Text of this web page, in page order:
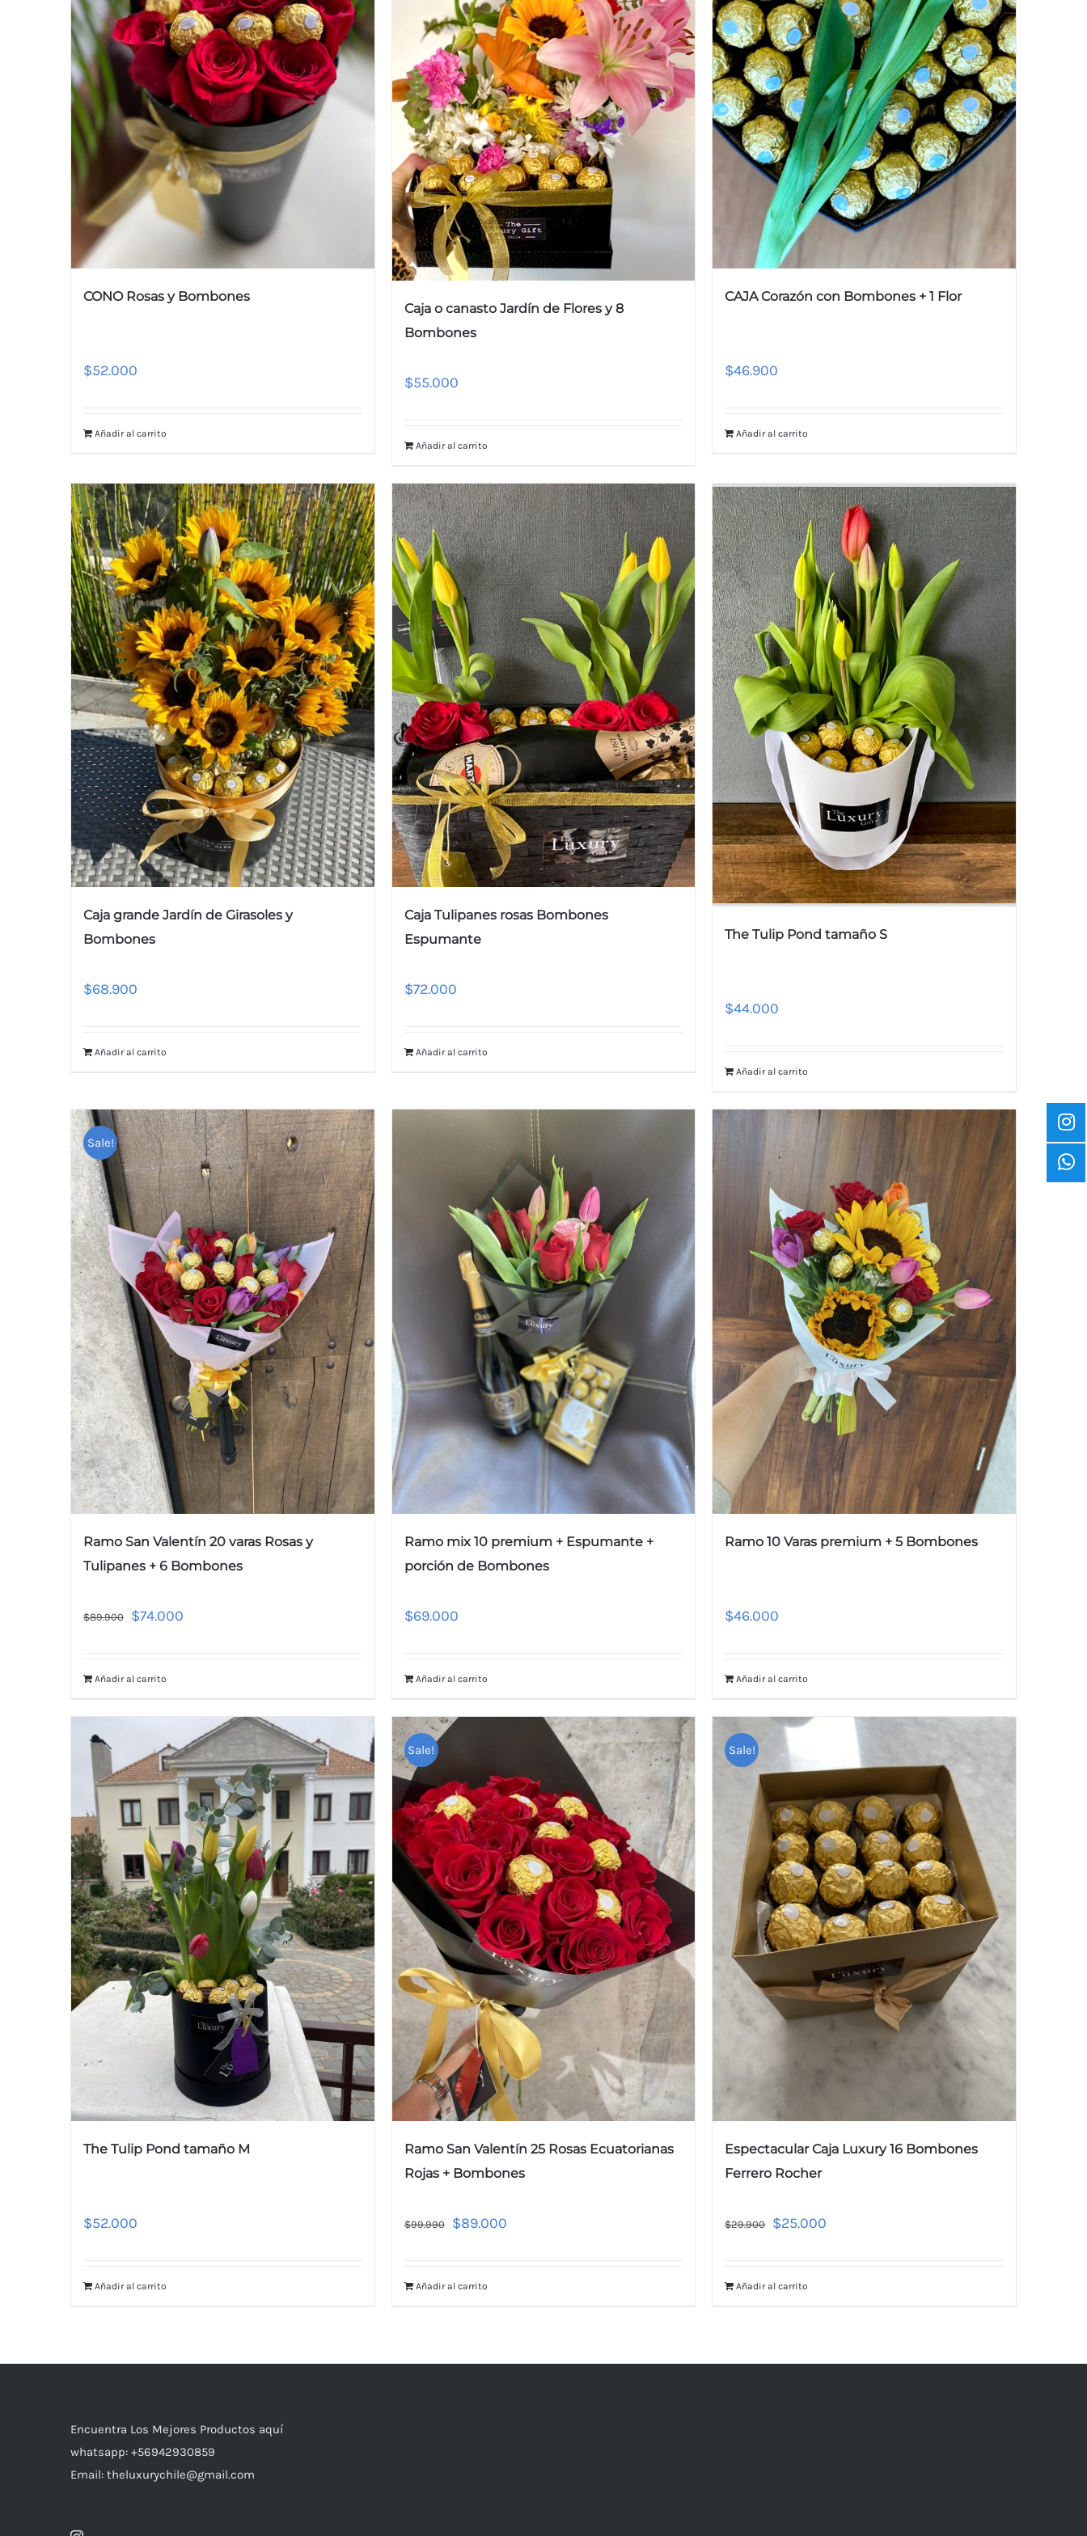
CONO Rosas y Bombones
$52.000
Añadir al carrito
Caja o canasto Jardín de Flores y 8
Bombones
$55.000
Añadir al carrito
CAJA Corazón con Bombones + 1 Flor
$46.900
Añadir al carrito
Caja grande Jardín de Girasoles y
Bombones
$68.900
Añadir al carrito
Caja Tulipanes rosas Bombones
Espumante
$72.000
Añadir al carrito
The Tulip Pond tamaño S
$44.000
Añadir al carrito
Sale!
Ramo San Valentín 20 varas Rosas y
Tulipanes + 6 Bombones
$89.900 $74.000
Añadir al carrito
Ramo mix 10 premium + Espumante +
porción de Bombones
$69.000
Añadir al carrito
Ramo 10 Varas premium + 5 Bombones
$46.000
Añadir al carrito
The Tulip Pond tamaño M
$52.000
Añadir al carrito
Sale!
Ramo San Valentín 25 Rosas Ecuatorianas
Rojas + Bombones
$99.990 $89.000
Añadir al carrito
Sale!
Espectacular Caja Luxury 16 Bombones
Ferrero Rocher
$29.900 $25.000
Añadir al carrito
Encuentra Los Mejores Productos aquí
whatsapp: +56942930859
Email: theluxurychile@gmail.com